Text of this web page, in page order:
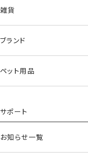
雑貨
ブランド
ペット用品
サポート
お知らせ一覧